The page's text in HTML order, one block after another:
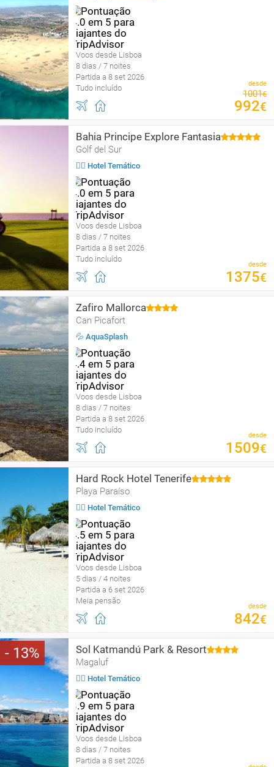
Voos desde Lisboa
8 dias / 7 noites
Partida a 8 set 2026
Tudo incluído
desde
1001€
992€
Bahia Principe Explore Fantasia
Golf del Sur
🤹‍♀️ Hotel Temático
Voos desde Lisboa
8 dias / 7 noites
Partida a 8 set 2026
Tudo incluído
desde
1375€
Zafiro Mallorca
Can Picafort
💦 AquaSplash
Voos desde Lisboa
8 dias / 7 noites
Partida a 8 set 2026
Tudo incluído
desde
1509€
Hard Rock Hotel Tenerife
Playa Paraíso
🤹‍♀️ Hotel Temático
Voos desde Lisboa
5 dias / 4 noites
Partida a 6 set 2026
Meia pensão
desde
842€
13 Sol Katmandú Park & Resort
Magaluf
🤹‍♀️ Hotel Temático
Voos desde Lisboa
8 dias / 7 noites
Partida a 8 set 2026